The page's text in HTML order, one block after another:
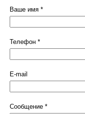
Ваше имя *
Телефон *
E-mail
Сообщение *